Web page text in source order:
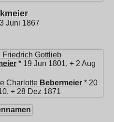
Juni 1867
Friedrich Gottlieb
* 19 Jun 1801, + 2 Aug
Charlotte Bebermeier * 20
+ 28 Dez 1871